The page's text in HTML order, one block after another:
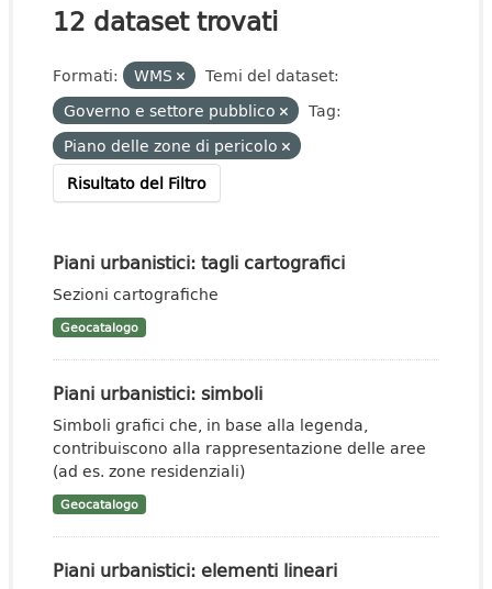
12 dataset trovati
Formati: WMS
Temi del dataset:
Governo e settore pubblico
Tag:
Piano delle zone di pericolo
Risultato del Filtro
Piani urbanistici: tagli cartografici
Sezioni cartografiche
Geocatalogo
Piani urbanistici: simboli
Simboli grafici che, in base alla legenda,
contribuiscono alla rappresentazione delle aree
(ad es. zone residenziali)
Geocatalogo
Piani urbanistici: elementi lineari